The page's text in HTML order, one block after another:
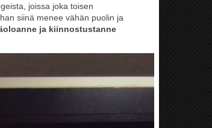
joissa joka toisen
siinä menee vähän puolin ja
ja kiinnostustanne